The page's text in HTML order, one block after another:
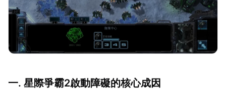
一. 星際爭霸2啟動障礙的核心成因